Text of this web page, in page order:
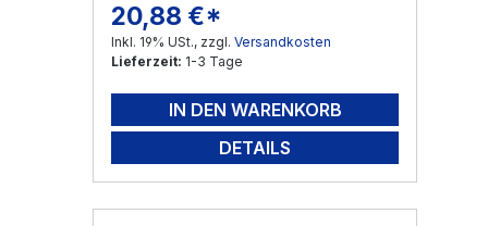
Regulärer Preis:
20,88 €*
Inkl. 19% USt., zzgl. Versandkosten
Lieferzeit: 1-3 Tage
IN DEN WARENKORB
DETAILS